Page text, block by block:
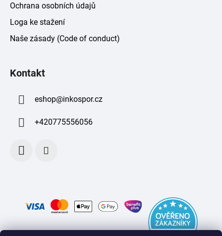
Ochrana osobních údajů
Loga ke stažení
Naše zásady (Code of conduct)
Kontakt
eshop@inkospor.cz
+420775556056